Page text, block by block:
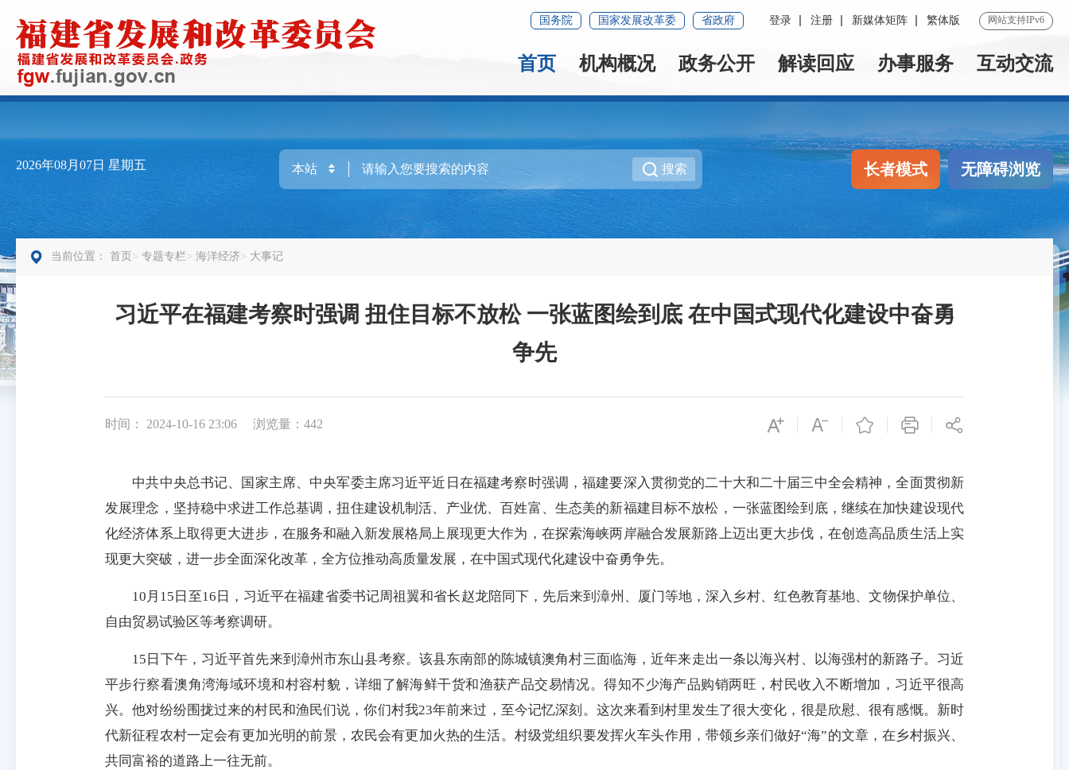
国务院 国家发展改革委 省政府 登录 注册 新媒体矩阵 繁体版 网站支持IPv6
首页 机构概况 政务公开 解读回应 办事服务 互动交流
2026年08月07日 星期五 搜索 长者模式 无障碍浏览
当前位置： 首页 专题专栏 海洋经济 大事记
习近平在福建考察时强调 扭住目标不放松 一张蓝图绘到底 在中国式现代化建设中奋勇
争先
时间： 2024-10-16 23:06 浏览量：442
中共中央总书记、国家主席、中央军委主席习近平近日在福建考察时强调，福建要深入贯彻党的二十大和二十届三中全会精神，全面贯彻新
发展理念，坚持稳中求进工作总基调，扭住建设机制活、产业优、百姓富、生态美的新福建目标不放松，一张蓝图绘到底，继续在加快建设现代
化经济体系上取得更大进步，在服务和融入新发展格局上展现更大作为，在探索海峡两岸融合发展新路上迈出更大步伐，在创造高品质生活上实
现更大突破，进一步全面深化改革，全方位推动高质量发展，在中国式现代化建设中奋勇争先。
10月15日至16日，习近平在福建省委书记周祖翼和省长赵龙陪同下，先后来到漳州、厦门等地，深入乡村、红色教育基地、文物保护单位、
自由贸易试验区等考察调研。
15日下午，习近平首先来到漳州市东山县考察。该县东南部的陈城镇澳角村三面临海，近年来走出一条以海兴村、以海强村的新路子。习近
平步行察看澳角湾海域环境和村容村貌，详细了解海鲜干货和渔获产品交易情况。得知不少海产品购销两旺，村民收入不断增加，习近平很高
兴。他对纷纷围拢过来的村民和渔民们说，你们村我23年前来过，至今记忆深刻。这次来看到村里发生了很大变化，很是欣慰、很有感慨。新时
代新征程农村一定会有更加光明的前景，农民会有更加火热的生活。村级党组织要发挥火车头作用，带领乡亲们做好“海”的文章，在乡村振兴、
共同富裕的道路上一往无前。